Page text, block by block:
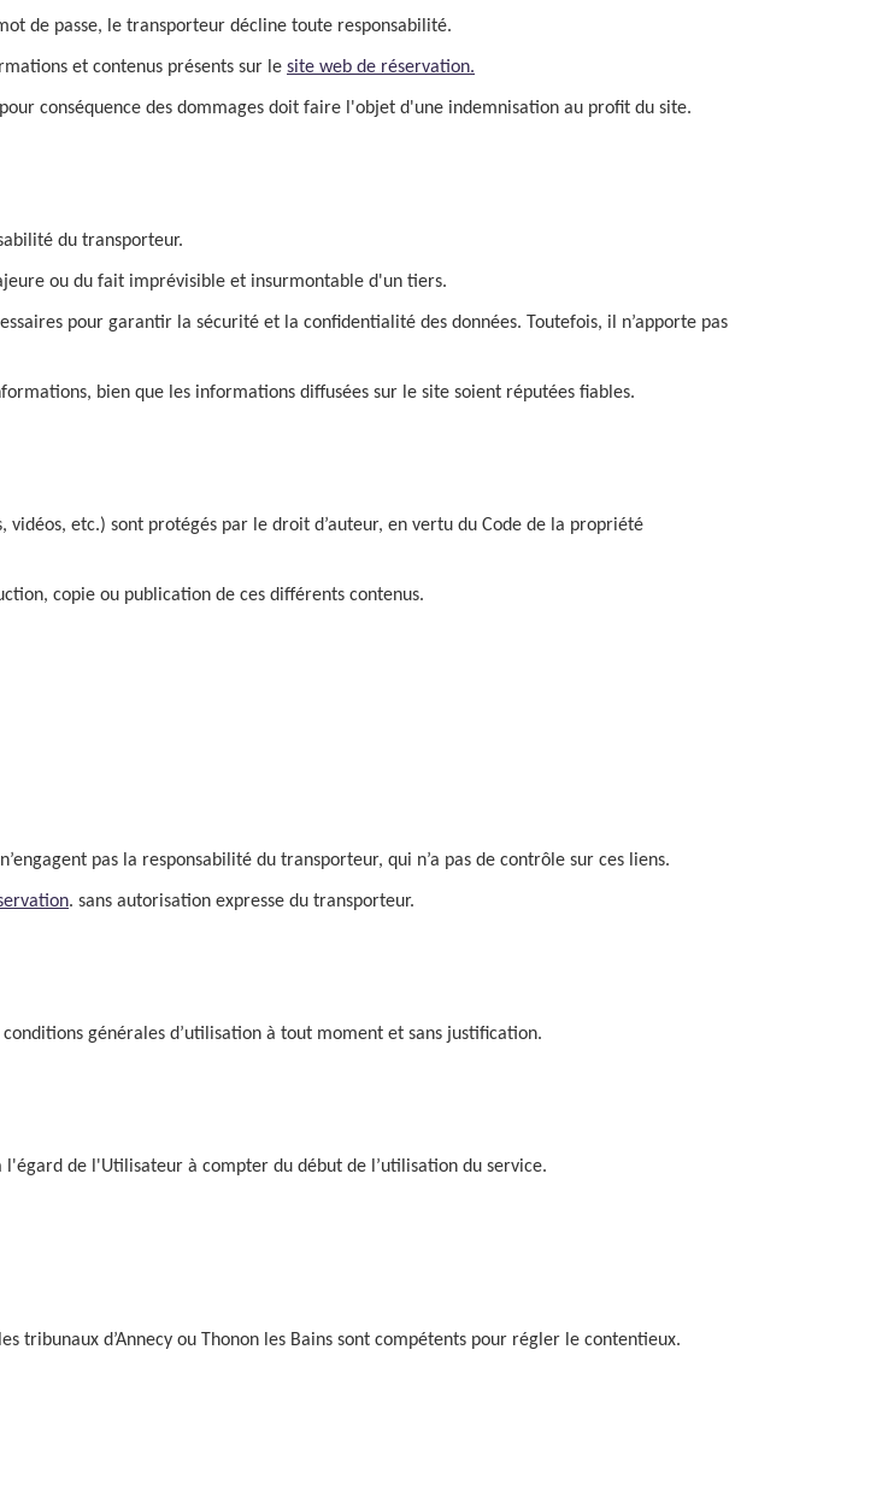
de passe, le transporteur décline toute responsabilité.
et contenus présents sur le site web de réservation.
conséquence des dommages doit faire l'objet d'une indemnisation au profit du site.
du transporteur.
ou du fait imprévisible et insurmontable d'un tiers.
pour garantir la sécurité et la confidentialité des données. Toutefois, il n’apporte pas
bien que les informations diffusées sur le site soient réputées fiables.
vidéos, etc.) sont protégés par le droit d’auteur, en vertu du Code de la propriété
copie ou publication de ces différents contenus.
pas la responsabilité du transporteur, qui n’a pas de contrôle sur ces liens.
. sans autorisation expresse du transporteur.
générales d’utilisation à tout moment et sans justification.
de l'Utilisateur à compter du début de l’utilisation du service.
tribunaux d’Annecy ou Thonon les Bains sont compétents pour régler le contentieux.